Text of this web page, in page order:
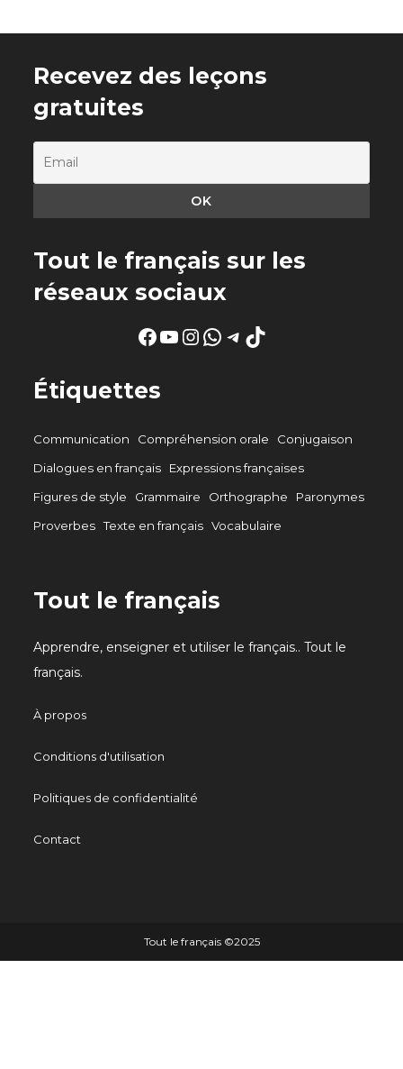
Recevez des leçons
gratuites
Tout le français sur les
réseaux sociaux
Facebook
YouTube
Instagram
WhatsApp
Telegram
TikTok
Étiquettes
Communication Compréhension orale
Conjugaison
Dialogues en français
Expressions françaises
Figures de style
Grammaire Orthographe
Paronymes
Proverbes Texte en français Vocabulaire
Tout le français
Apprendre, enseigner et utiliser le français.. Tout le
français.
À propos
Conditions d'utilisation
Politiques de confidentialité
Contact
Tout le français ©️2025